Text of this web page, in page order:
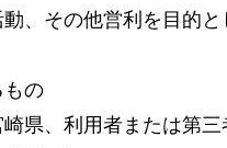
、その他営利を目的と
もの
県、利用者または第